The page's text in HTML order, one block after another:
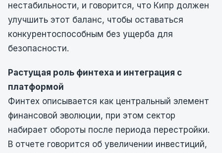
нестабильности, и говорится, что Кипр должен
улучшить этот баланс, чтобы оставаться
конкурентоспособным без ущерба для
безопасности.
Растущая роль финтеха и интеграция с
платформой
Финтех описывается как центральный элемент
финансовой эволюции, при этом сектор
набирает обороты после периода перестройки.
В отчете говорится об увеличении инвестиций,